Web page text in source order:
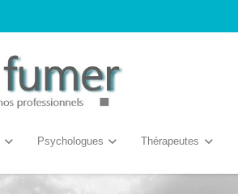
Psychologues Thérapeutes